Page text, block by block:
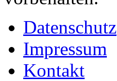
Datenschutz
Impressum
Kontakt